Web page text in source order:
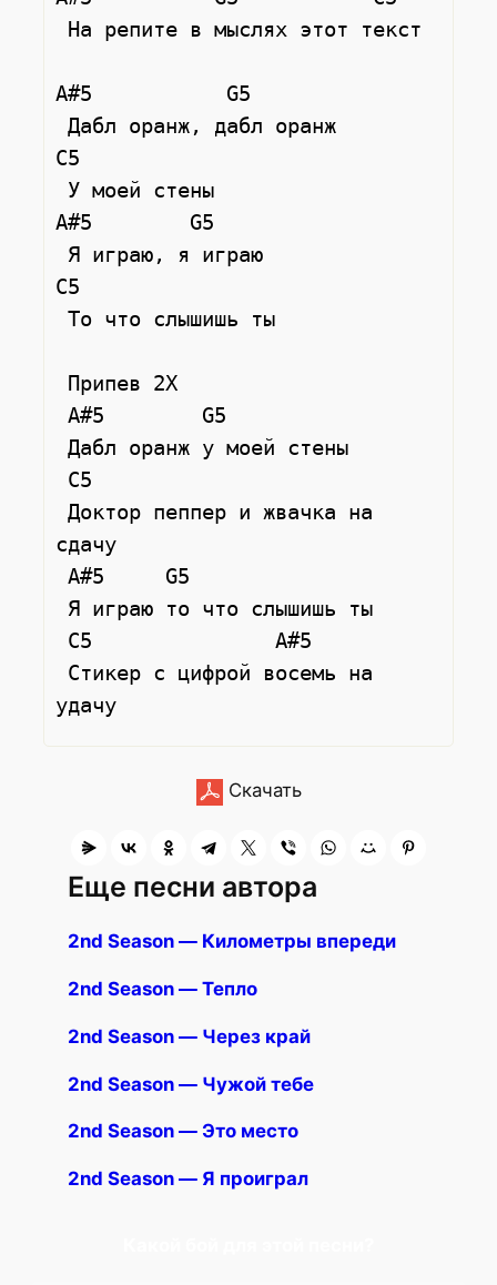
A#5           G5
Дабл оранж, дабл оранж
C5
A#5        G5
C5
То что слышишь ты
A#5        G5
Дабл оранж у моей стены
Доктор пеппер и жвачка на
сдачу
A#5     G5
Скачать
Еще песни автора
2nd Season — Километры впереди
2nd Season — Тепло
2nd Season — Через край
2nd Season — Чужой тебе
2nd Season — Это место
2nd Season — Я проиграл